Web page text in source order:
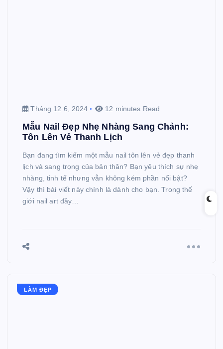
Tháng 12 6, 2024 12 minutes Read
Mẫu Nail Đẹp Nhẹ Nhàng Sang Chảnh:
Tôn Lên Vẻ Thanh Lịch
Bạn đang tìm kiếm một mẫu nail tôn lên vẻ đẹp thanh
lịch và sang trọng của bản thân? Bạn yêu thích sự nhẹ
nhàng, tinh tế nhưng vẫn không kém phần nổi bật?
Vậy thì bài viết này chính là dành cho bạn. Trong thế
giới nail art đầy…
LÀM ĐẸP